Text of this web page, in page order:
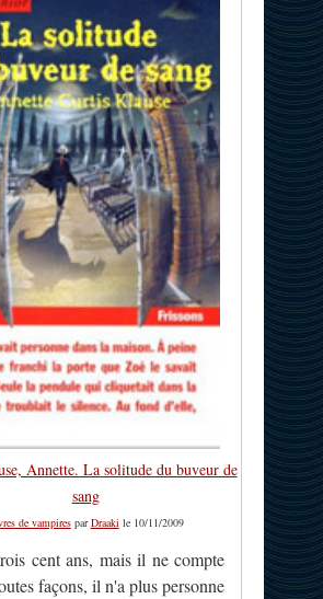
Annette. La solitude du buveur de
sang
de vampiresparDraakile 10/11/2009
cent ans, mais il ne compte
façons, il n'a plus personne